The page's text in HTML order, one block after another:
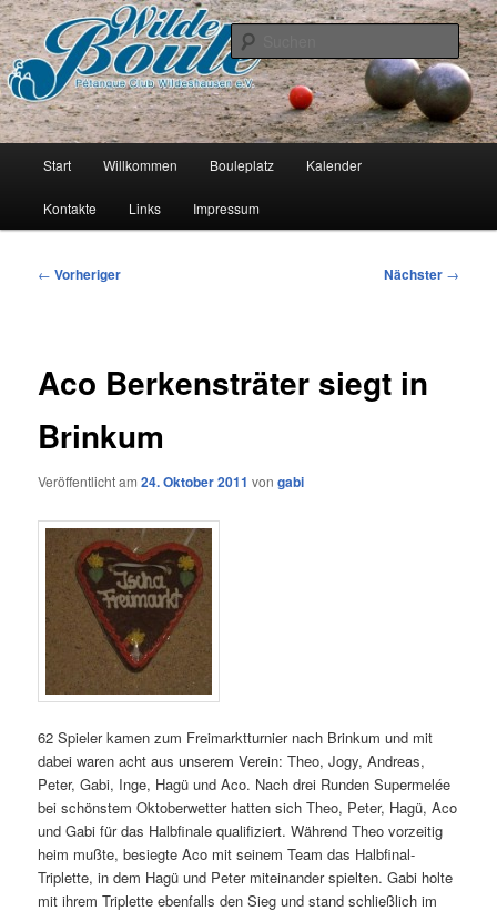
Zum
primären
Inhalt
springenWilde Boule
Pétanque Verein
Start Willkommen Bouleplatz Kalender
Kontakte Links Impressum
Beitragsnavigation
← Vorheriger Nächster →
Aco Berkensträter siegt in
Brinkum
Veröffentlicht am24. Oktober 2011 vongabi
62 Spieler kamen zum Freimarktturnier nach Brinkum und mit
dabei waren acht aus unserem Verein: Theo, Jogy, Andreas,
Peter, Gabi, Inge, Hagü und Aco. Nach drei Runden Supermelée
bei schönstem Oktoberwetter hatten sich Theo, Peter, Hagü, Aco
und Gabi für das Halbfinale qualifiziert. Während Theo vorzeitig
heim mußte, besiegte Aco mit seinem Team das Halbfinal-
Triplette, in dem Hagü und Peter miteinander spielten. Gabi holte
mit ihrem Triplette ebenfalls den Sieg und stand schließlich im